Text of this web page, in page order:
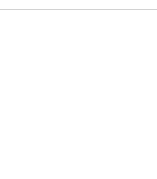
Rapport qualité /